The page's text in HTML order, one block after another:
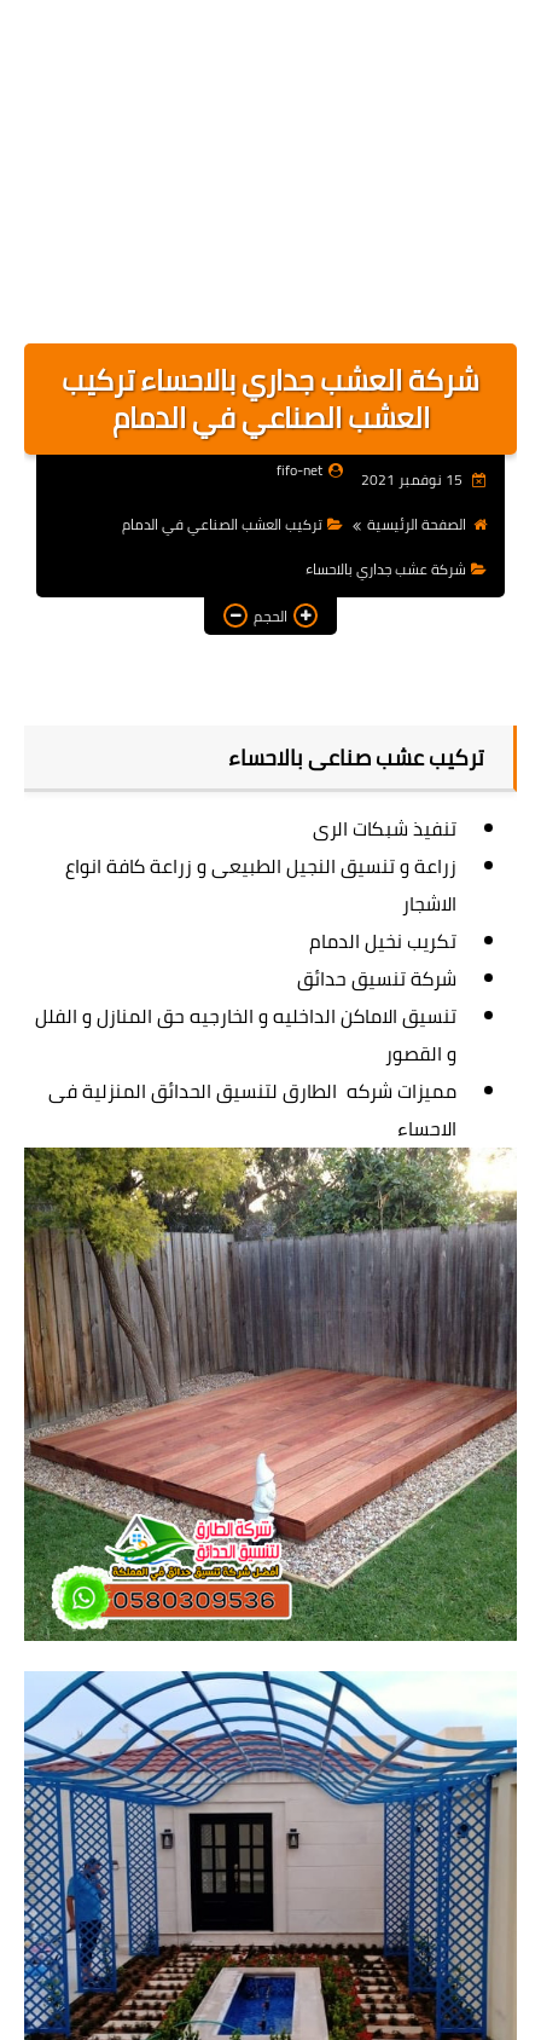
شركة العشب جداري بالاحساء تركيب
العشب الصناعي في الدمام
fifo-net
الصفحة الرئيسية
تركيب العشب الصناعي في الدمام
شركة عشب جداري بالاحساء
الحجم
تركيب عشب صناعى بالاحساء
تنفيذ شبكات الرى
زراعة و تنسيق النجيل الطبيعى و زراعة كافة انواع
الاشجار
تكريب نخيل الدمام
شركة تنسيق حدائق
تنسيق الاماكن الداخليه و الخارجيه حق المنازل و الفلل
و القصور
مميزاتشركه الطارقلتنسيق الحدائق المنزلية فى
الاحساء